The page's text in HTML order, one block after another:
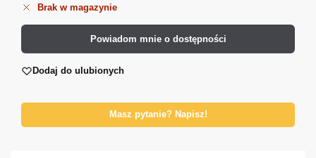
Brak w magazynie
Powiadom mnie o dostępności
Dodaj do ulubionych
Masz pytanie? Napisz!